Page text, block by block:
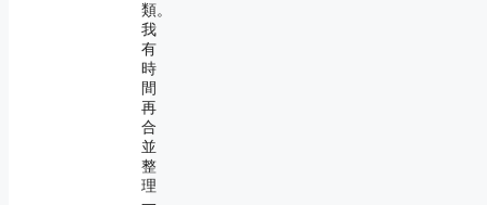
類。
我
有
時
間
再
合
並
整
理